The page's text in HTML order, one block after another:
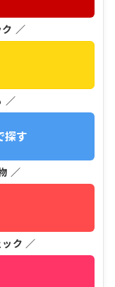
／
／
探す
／
ク ／